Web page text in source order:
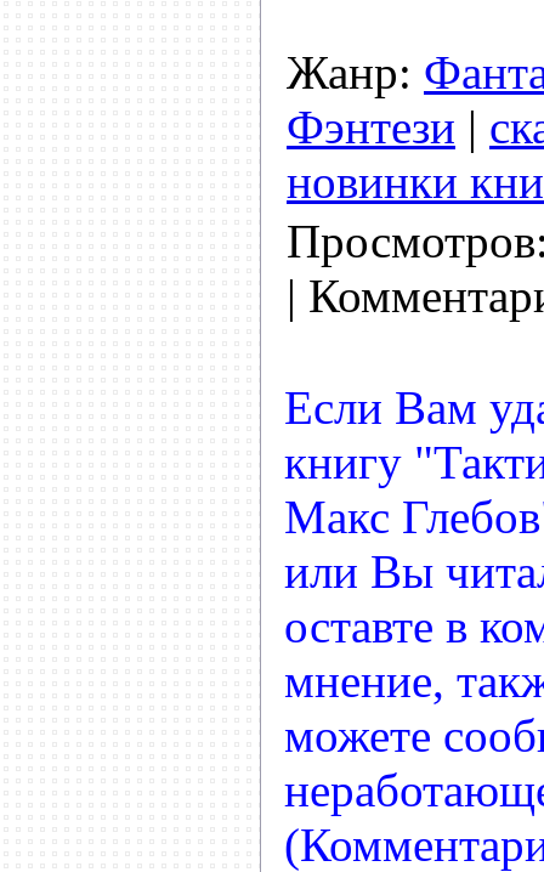
Жанр:
Фэнтези |
новинки
|
Если Вам
книгу
Макс
или Вы
оставте в
мнение,
можете